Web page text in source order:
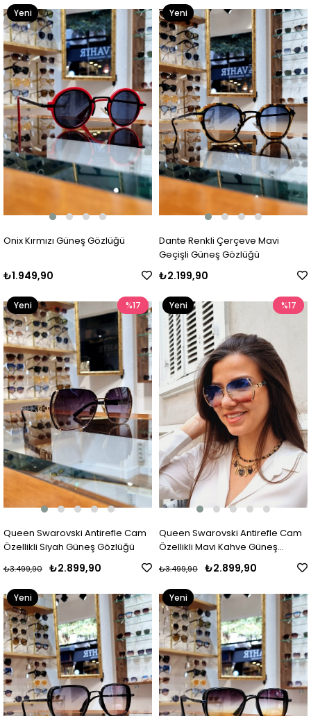
Onix Kırmızı Güneş Gözlüğü
₺1.949,90
Yeni
Ürün
Dante Renkli Çerçeve Mavi
Geçişli Güneş Gözlüğü
₺2.199,90
Yeni
Ürün
Queen Swarovski Antirefle Cam
Özellikli Siyah Güneş Gözlüğü
₺2.899,90
₺3.499,90
%17
Yeni
Ürün
Queen Swarovski Antirefle Cam
Özellikli Mavi Kahve Güneş
₺2.899,90
₺3.499,90
%17
Yeni
Ürün
Yeni
Ürün
Yeni
Ürün